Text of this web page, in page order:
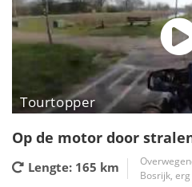
Tourtopper
Op de motor door
Lengte: 165 km
Bosrijk,